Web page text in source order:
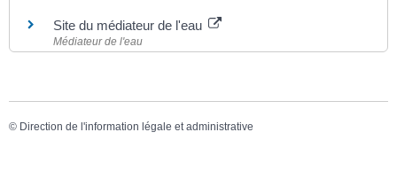
Site du médiateur de l'eau
Médiateur de l'eau
© Direction de l'information légale et administrative